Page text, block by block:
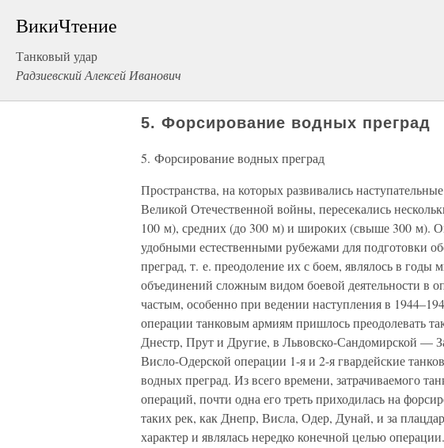
ВикиЧтение
Танковый удар
Радзиевский Алексей Иванович
5. Форсирование водных преград
5. Форсирование водных преград
Пространства, на которых развивались
Великой Отечественной войны, пересекались
100 м), средних (до 300 м) и широких (свыше 300 м).
удобными естественными рубежами для подготовки
преград, т. е. преодоление их с боем, являлось в
объединений сложным видом боевой деятельности в
частым, особенно при ведении наступления в
операции танковым армиям пришлось преодолевать
Днестр, Прут и Другие, в Львовско-Сандомирской —
Висло-Одерской операции 1-я и 2-я гвардейские
водных преград. Из всего времени, затрачиваемого
операций, почти одна его треть приходилась на
таких рек, как Днепр, Висла, Одер, Дунай, и за
характер и являлась нередко конечной целью операции.